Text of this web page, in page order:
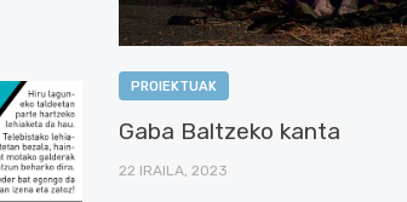
PROIEKTUAK
Gaba Baltzeko kanta
22 IRAILA, 2023